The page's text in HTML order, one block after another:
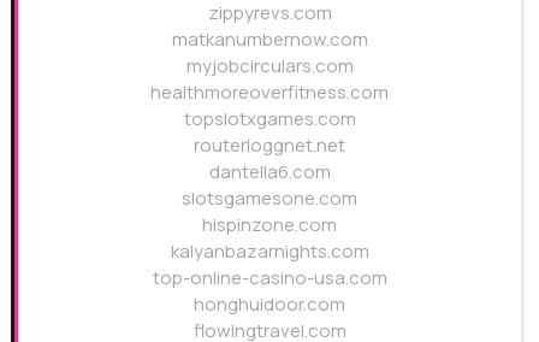
zippyrevs.com
matkanumbernow.com
myjobcirculars.com
healthmoreoverfitness.com
topslotxgames.com
routerloggnet.net
dantella6.com
slotsgamesone.com
hispinzone.com
kalyanbazarnights.com
top-online-casino-usa.com
honghuidoor.com
flowingtravel.com